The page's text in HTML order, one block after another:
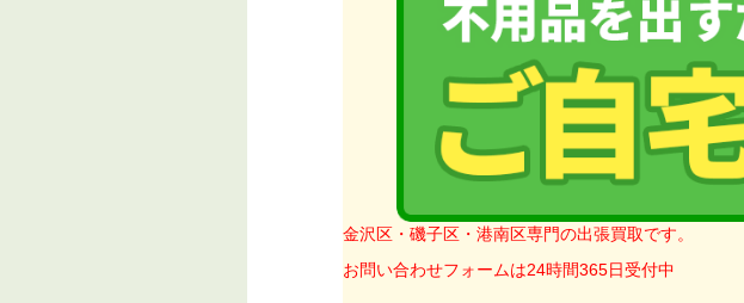
金沢区・磯子区・港南区専門の出張買取です。
お問い合わせフォームは24時間365日受付中